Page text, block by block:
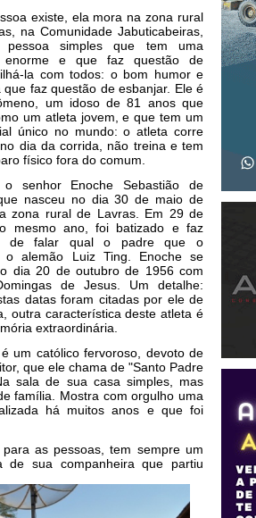
existe, ela mora na zona rural
na Comunidade Jabuticabeiras,
simples que tem uma
enorme e que faz questão de
la com todos: o bom humor e
que faz questão de esbanjar. Ele é
um idoso de 81 anos que
um atleta jovem, e que tem um
único no mundo: o atleta corre
dia da corrida, não treina e tem
físico fora do comum.
senhor Enoche Sebastião de
nasceu no dia 30 de maio de
zona rural de Lavras. Em 29 de
mesmo ano, foi batizado e faz
de falar qual o padre que o
o alemão Luiz Ting. Enoche se
dia 20 de outubro de 1956 com
de Jesus. Um detalhe:
datas foram citadas por ele de
outra característica deste atleta é
extraordinária.
um católico fervoroso, devoto de
que ele chama de "Santo Padre
sala de sua casa simples, mas
família. Mostra com orgulho uma
há muitos anos e que foi
as pessoas, tem sempre um
de sua companheira que partiu